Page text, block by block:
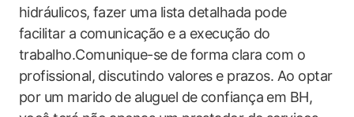
hidráulicos, fazer uma lista detalhada pode
facilitar a comunicação e a execução do
trabalho.Comunique-se de forma clara com o
profissional, discutindo valores e prazos. Ao optar
por um marido de aluguel de confiança em BH,